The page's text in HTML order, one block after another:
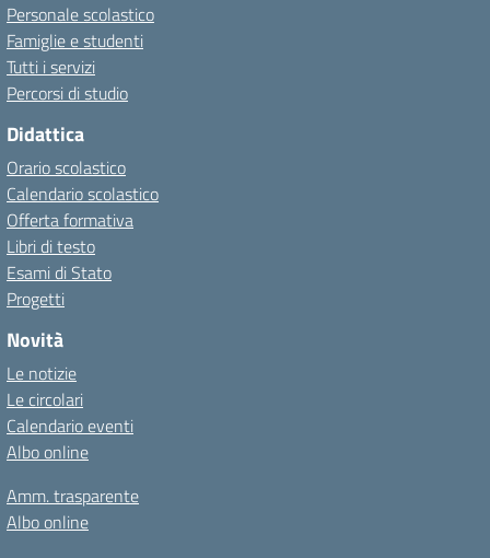
Personale scolastico
Famiglie e studenti
Tutti i servizi
Percorsi di studio
Didattica
Orario scolastico
Calendario scolastico
Offerta formativa
Libri di testo
Esami di Stato
Progetti
Novità
Le notizie
Le circolari
Calendario eventi
Albo online
Amm. trasparente
Albo online